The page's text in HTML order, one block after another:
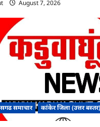
August 7, 2026
समाचार कांकेर जिला (उत्तर बस्तर)